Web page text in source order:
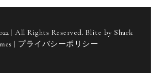
| All Rights Reserved. Blite byShark
| プライバシーポリシー